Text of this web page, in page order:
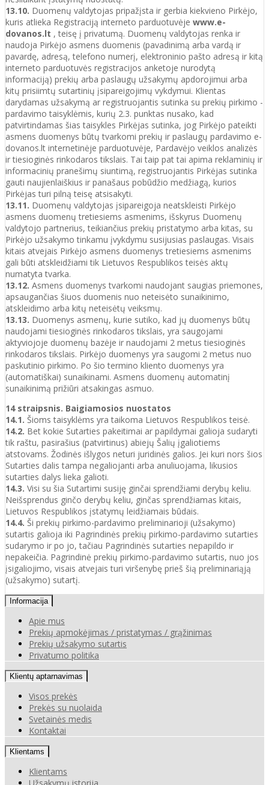
13.10. Duomenų valdytojas pripažįsta ir gerbia kiekvieno Pirkėjo,
kuris atlieka Registraciją interneto parduotuvėje www.e-
dovanos.lt , teisę į privatumą. Duomenų valdytojas renka ir
naudoja Pirkėjo asmens duomenis (pavadinimą arba vardą ir
pavardę, adresą, telefono numerį, elektroninio pašto adresą ir kitą
interneto parduotuvės registracijos anketoje nurodytą
informaciją) prekių arba paslaugų užsakymų apdorojimui arba
kitų prisiimtų sutartinių įsipareigojimų vykdymui. Klientas
darydamas užsakymą ar registruojantis sutinka su prekių pirkimo -
pardavimo taisyklėmis, kurių 2.3. punktas nusako, kad
patvirtindamas šias taisykles Pirkėjas sutinka, jog Pirkėjo pateikti
asmens duomenys būtų tvarkomi prekių ir paslaugų pardavimo e-
dovanos.lt internetinėje parduotuvėje, Pardavėjo veiklos analizės
ir tiesioginės rinkodaros tikslais. Tai taip pat tai apima reklaminių ir
informacinių pranešimų siuntimą, registruojantis Pirkėjas sutinka
gauti naujienlaiškius ir panašaus pobūdžio medžiagą, kurios
Pirkėjas turi pilną teisę atsisakyti.
13.11. Duomenų valdytojas įsipareigoja neatskleisti Pirkėjo
asmens duomenų tretiesiems asmenims, išskyrus Duomenų
valdytojo partnerius, teikiančius prekių pristatymo arba kitas, su
Pirkėjo užsakymo tinkamu įvykdymu susijusias paslaugas. Visais
kitais atvejais Pirkėjo asmens duomenys tretiesiems asmenims
gali būti atskleidžiami tik Lietuvos Respublikos teisės aktų
numatyta tvarka.
13.12. Asmens duomenys tvarkomi naudojant saugias priemones,
apsaugančias šiuos duomenis nuo neteisėto sunaikinimo,
atskleidimo arba kitų neteisėtų veiksmų.
13.13. Duomenys asmenų, kurie sutiko, kad jų duomenys būtų
naudojami tiesioginės rinkodaros tikslais, yra saugojami
aktyviojoje duomenų bazėje ir naudojami 2 metus tiesioginės
rinkodaros tikslais. Pirkėjo duomenys yra saugomi 2 metus nuo
paskutinio pirkimo. Po šio termino kliento duomenys yra
(automatiškai) sunaikinami. Asmens duomenų automatinį
sunaikinimą prižiūri atsakingas asmuo.
14 straipsnis. Baigiamosios nuostatos
14.1. Šioms taisyklėms yra taikoma Lietuvos Respublikos teisė.
14.2. Bet kokie Sutarties pakeitimai ar papildymai galioja sudaryti
tik raštu, pasirašius (patvirtinus) abiejų Šalių įgaliotiems
atstovams. Žodinės išlygos neturi juridinės galios. Jei kuri nors šios
Sutarties dalis tampa negaliojanti arba anuliuojama, likusios
sutarties dalys lieka galioti.
14.3. Visi su šia Sutartimi susiję ginčai sprendžiami derybų keliu.
Neišsprendus ginčo derybų keliu, ginčas sprendžiamas kitais,
Lietuvos Respublikos įstatymų leidžiamais būdais.
14.4. Ši prekių pirkimo-pardavimo preliminarioji (užsakymo)
sutartis galioja iki Pagrindinės prekių pirkimo-pardavimo sutarties
sudarymo ir po jo, tačiau Pagrindinės sutarties nepapildo ir
nepakeičia. Pagrindinė prekių pirkimo-pardavimo sutartis, nuo jos
įsigaliojimo, visais atvejais turi viršenybę prieš šią preliminariąją
(užsakymo) sutartį.
Informacija
Apie mus
Prekių apmokėjimas / pristatymas / grąžinimas
Prekių užsakymo sutartis
Privatumo politika
Klientų aptarnavimas
Visos prekės
Prekės su nuolaida
Svetainės medis
Kontaktai
Klientams
Klientams